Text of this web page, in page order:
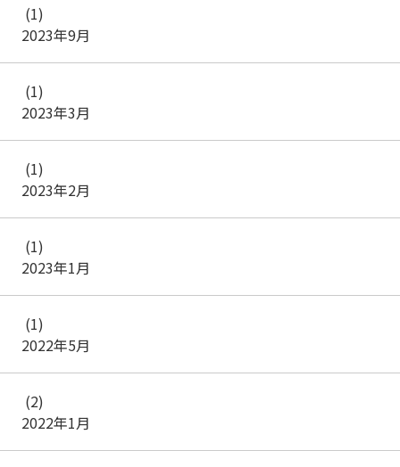
2023年9月
(1)
2023年3月
(1)
2023年2月
(1)
2023年1月
(1)
2022年5月
(1)
2022年1月
(2)